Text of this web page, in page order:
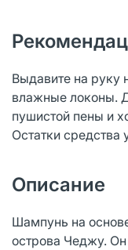
Выдавите на руку
влажные локоны.
пушистой пены и
Остатки средства
Описание
Шампунь на
острова Чеджу.